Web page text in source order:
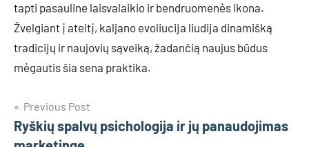
tapti pasauline laisvalaikio ir bendruomenės ikona.
Žvelgiant į ateitį, kaljano evoliucija liudija dinamišką
tradicijų ir naujovių sąveiką, žadančią naujus būdus
mėgautis šia sena praktika.
Navigacija
tarp
Previous Post
Ryškių spalvų psichologija ir jų panaudojimas